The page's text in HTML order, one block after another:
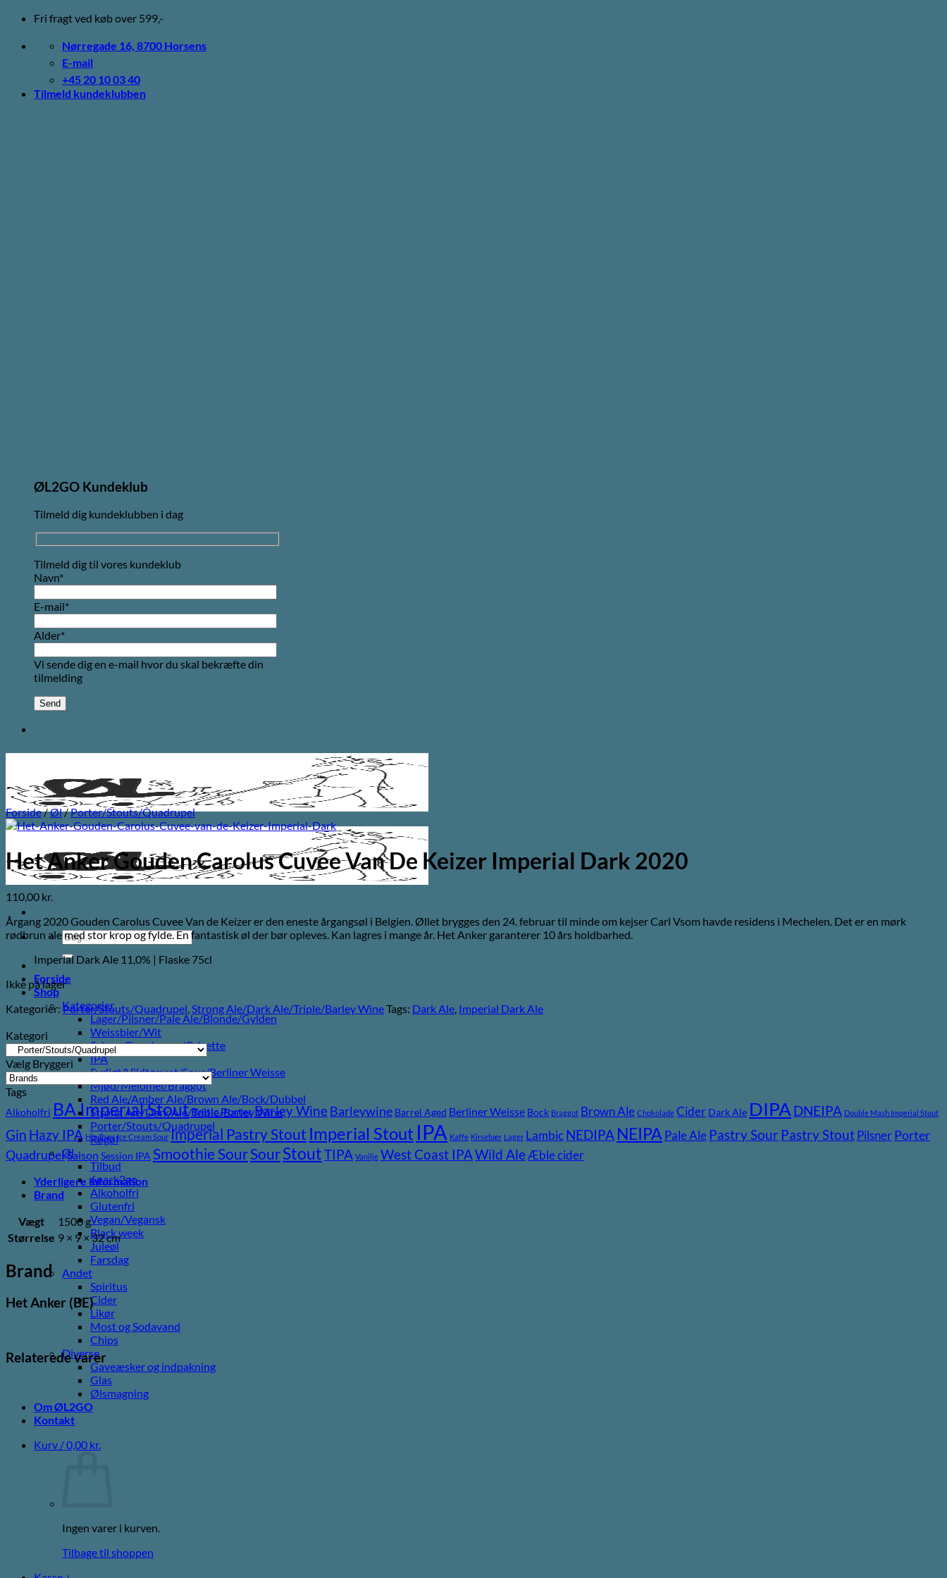
Fortsæt
indhold
Fri fragt ved køb over 599,-
Nørregade 16, 8700 Horsens
E-mail
+45 20 10 03 40
Tilmeld kundeklubben
ØL2GO Kundeklub
Tilmeld dig kundeklubben i dag
Tilmeld dig til vores kundeklub
Navn*
E-mail*
Alder*
Vi sende dig en e-mail hvor du skal bekræfte din
tilmelding
Søg
efter:
Forside
Shop
Kategorier
Lager/Pilsner/Pale Ale/Blonde/Gylden
Weissbier/Wit
Saison/Farmhouse/Grisette
IPA
Syrligt/Vildtgæret/Sour/Berliner Weisse
Mjød/Melomel/Braggot
Red Ale/Amber Ale/Brown Ale/Bock/Dubbel
Strong Ale/Dark Ale/Triple/Barley Wine
Porter/Stouts/Quadrupel
Røgøl
Øl
Tilbud
6pack2go
Alkoholfri
Glutenfri
Vegan/Vegansk
Black week
Juleøl
Farsdag
Andet
Spiritus
Cider
Likør
Most og Sodavand
Chips
Diverse
Gaveæsker og indpakning
Glas
Ølsmagning
Om ØL2GO
Kontakt
Kurv /0,00 kr.
Ingen varer i kurven.
Tilbage til shoppen
Forside/Øl/Porter/Stouts/Quadrupel
Het Anker Gouden Carolus Cuvee Van De Keizer Imperial Dark 2020
110,00 kr.
Årgang 2020 Gouden Carolus Cuvee Van de Keizer er den eneste årgangsøl i Belgien. Øllet brygges den 24. februar til minde om kejser Carl Vsom havde residens i Mechelen. Det er en mørk
rødbrun ale med stor krop og fylde. En fantastisk øl der bør opleves. Kan lagres i mange år. Het Anker garanterer 10 års holdbarhed.
Imperial Dark Ale 11,0% | Flaske 75cl
Ikke på lager
Kategorier:Porter/Stouts/Quadrupel,Strong Ale/Dark Ale/Triple/Barley WineTags: Dark Ale, Imperial Dark Ale
Kategori
Vælg Bryggeri
Tags
Alkoholfri BA Imperial StoutBaltic Porter Barley Wine Barleywine Barrel Aged Berliner Weisse Bock Braggot Brown Ale Chokolade Cider Dark Ale DIPA DNEIPA Double Mash Imperial Stout
Gin Hazy IPA Hindbær Ice Cream Sour Imperial Pastry Stout Imperial Stout IPA Kaffe Kirsebær Lager LambicNEDIPA NEIPA Pale Ale Pastry Sour Pastry StoutPilsnerPorter
QuadrupelSaison Session IPA Smoothie SourSourStoutTIPA Vanilje West Coast IPAWild AleÆble cider
Yderligere information
Brand
Vægt
1500 g
Størrelse 9 × 9 × 32 cm
Brand
Het Anker (BE)
Relaterede varer